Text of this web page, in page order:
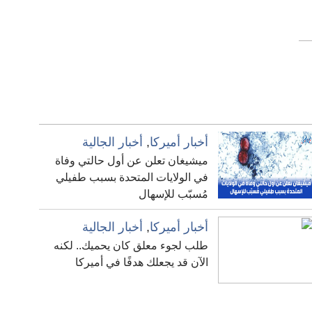
أخبار أميركا, أخبار الجالية
ميشيغان تعلن عن أول حالتي وفاة
في الولايات المتحدة بسبب طفيلي
مُسبّب للإسهال
أخبار أميركا, أخبار الجالية
طلب لجوء معلق كان يحميك.. لكنه
الآن قد يجعلك هدفًا في أميركا